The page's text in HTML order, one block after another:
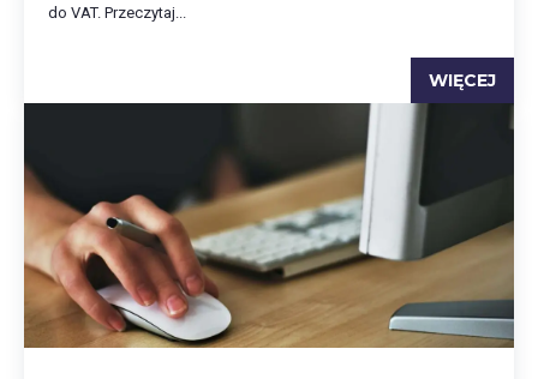
do VAT. Przeczytaj...
WIĘCEJ